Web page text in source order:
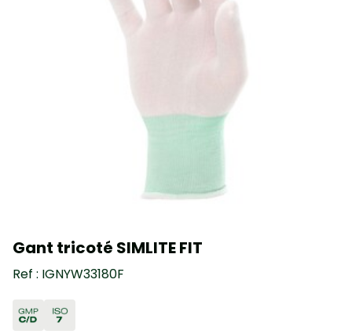
Gant tricoté SIMLITE FIT
Ref : IGNYW33180F